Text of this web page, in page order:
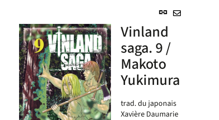
Lien
Vinland
saga. 9 /
Makoto
Yukimura
trad. du japonais
Xavière Daumarie